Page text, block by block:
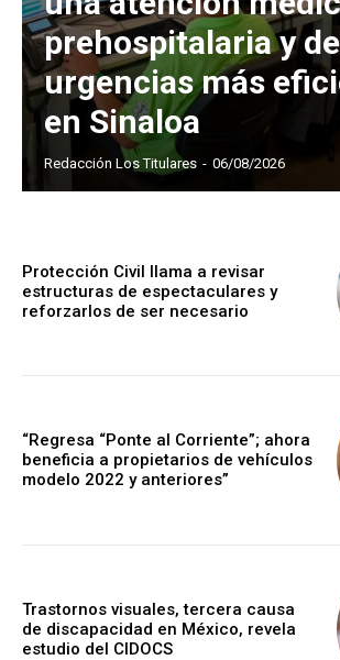
prehospitalaria y de
urgencias más
en Sinaloa
Redacción Los Titulares - 06/08/2026
Protección Civil llama a revisar
estructuras de espectaculares y
reforzarlos de ser necesario
“Regresa “Ponte al Corriente”; ahora
beneficia a propietarios de vehículos
modelo 2022 y anteriores”
Trastornos visuales, tercera causa
de discapacidad en México, revela
estudio del CIDOCS